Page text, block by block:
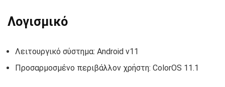
Λογισμικό
Λειτουργικό σύστημα: Android v11
Προσαρμοσμένο περιβάλλον χρήστη: ColorOS 11.1